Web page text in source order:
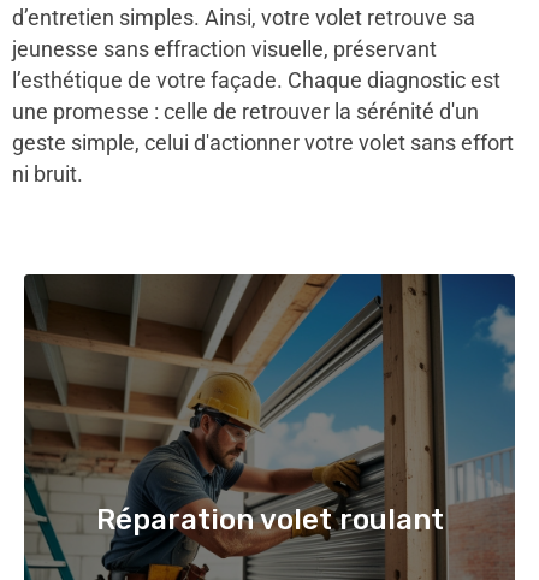
d’entretien simples. Ainsi, votre volet retrouve sa
jeunesse sans effraction visuelle, préservant
l’esthétique de votre façade. Chaque diagnostic est
une promesse : celle de retrouver la sérénité d'un
geste simple, celui d'actionner votre volet sans effort
ni bruit.
Réparation volet roulant